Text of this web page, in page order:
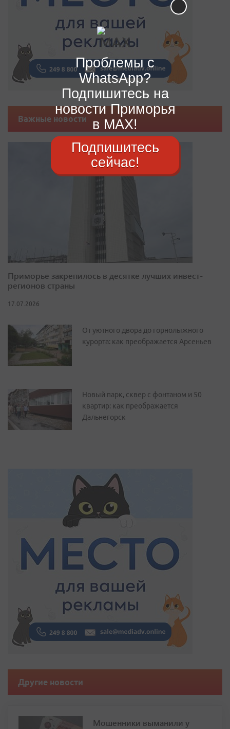
Важные новости
Приморье закрепилось в десятке лучших инвест-
регионов страны
17.07.2026
От уютного двора до горнолыжного
курорта: как преображается Арсеньев
Новый парк, сквер с фонтаном и 50
квартир: как преображается
Дальнегорск
Другие новости
Мошенники выманили у
Проблемы с
WhatsApp?
Подпишитесь на
новости Приморья
в MAX!
Подпишитесь
сейчас!